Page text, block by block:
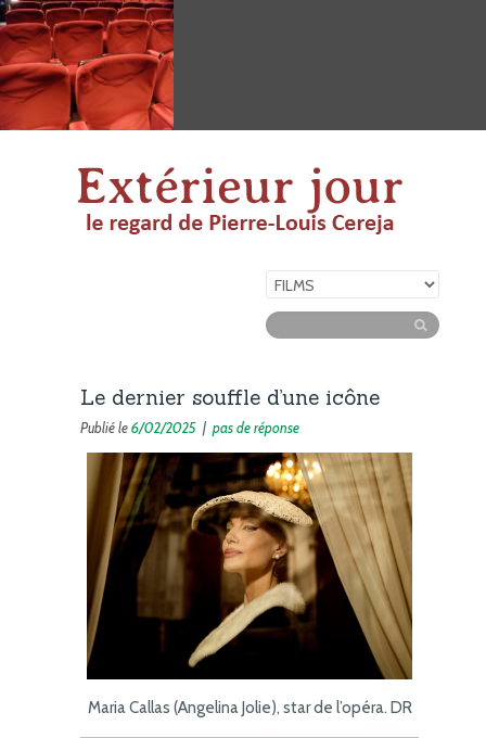
Le dernier souffle d’une icône
Publié le6/02/2025 | pas de réponse
Maria Callas (Angelina Jolie), star de l’opéra. DR